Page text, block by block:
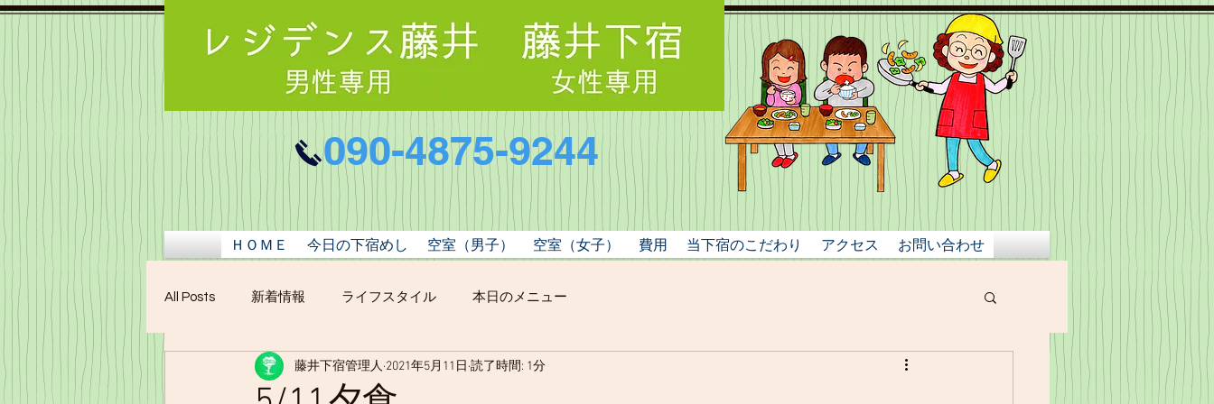
090-4875-9244
ＨＯＭＥ 今日の下宿めし 空室（男子） 空室（女子） 費用 当下宿のこだわり アクセス お問い合わせ
All Posts 新着情報 ライフスタイル 本日のメニュー
藤井下宿管理人 2021年5月11日 読了時間: 1分